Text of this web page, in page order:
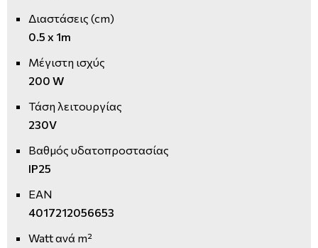
Διαστάσεις (cm)
0.5 x 1m
Μέγιστη ισχύς
200 W
Τάση λειτουργίας
230V
Βαθμός υδατοπροστασίας
IP25
EAN
4017212056653
Watt ανά m²